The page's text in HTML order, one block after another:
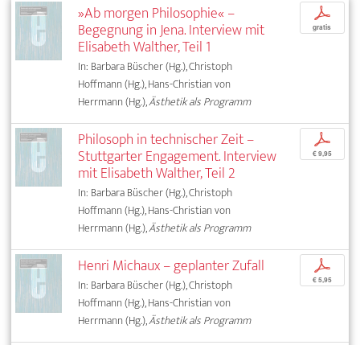
»Ab morgen Philosophie« –
Begegnung in Jena. Interview mit
Elisabeth Walther, Teil 1
In: Barbara Büscher (Hg.), Christoph
Hoffmann (Hg.), Hans-Christian von
Herrmann (Hg.),Ästhetik als Programm
p
gratis
Philosoph in technischer Zeit –
Stuttgarter Engagement. Interview
mit Elisabeth Walther, Teil 2
In: Barbara Büscher (Hg.), Christoph
Hoffmann (Hg.), Hans-Christian von
Herrmann (Hg.),Ästhetik als Programm
p
€ 9,95
Henri Michaux – geplanter Zufall
In: Barbara Büscher (Hg.), Christoph
Hoffmann (Hg.), Hans-Christian von
Herrmann (Hg.),Ästhetik als Programm
p
€ 5,95